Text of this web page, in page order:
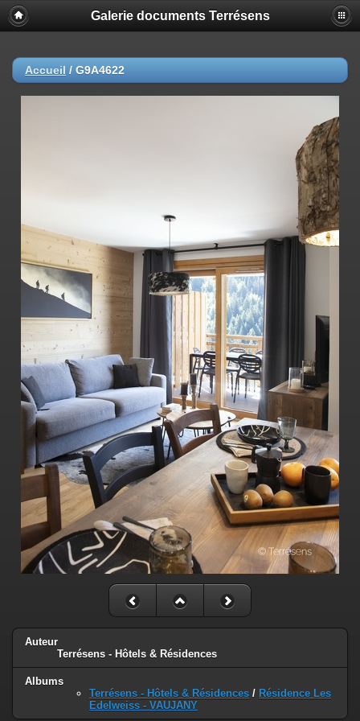
Galerie documents Terrésens
Accueil / G9A4622
Auteur
Terrésens - Hôtels & Résidences
Albums
Terrésens - Hôtels & Résidences / Résidence Les
Edelweiss - VAUJANY